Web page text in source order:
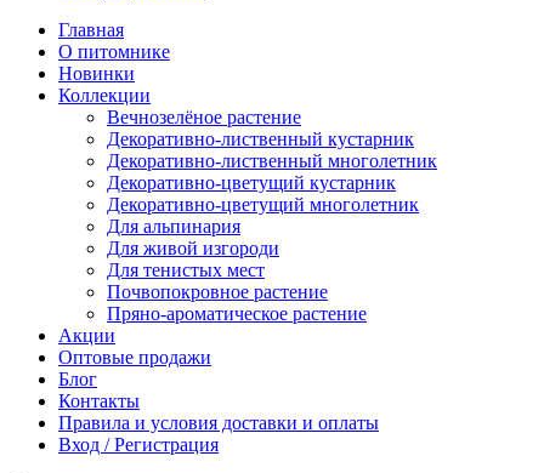
Главная
О питомнике
Новинки
Коллекции
Вечнозелёное растение
Декоративно-лиственный кустарник
Декоративно-лиственный многолетник
Декоративно-цветущий кустарник
Декоративно-цветущий многолетник
Для альпинария
Для живой изгороди
Для тенистых мест
Почвопокровное растение
Пряно-ароматическое растение
Акции
Оптовые продажи
Блог
Контакты
Правила и условия доставки и оплаты
Вход / Регистрация